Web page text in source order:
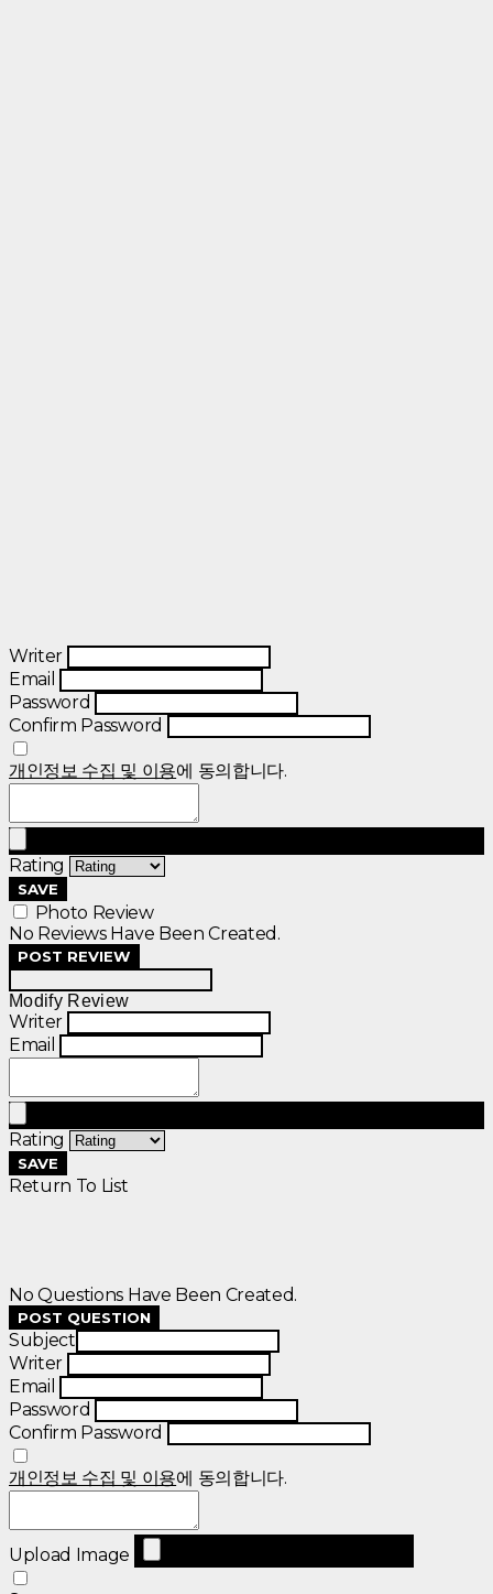
Writer
Email
Password
Confirm Password
개인정보 수집 및 이용에 동의합니다.
Rating
SAVE
Photo Review
No Reviews Have Been Created.
POST REVIEW
Modify Review
Writer
Email
Rating
SAVE
Return To List
No Questions Have Been Created.
POST QUESTION
Subject
Writer
Email
Password
Confirm Password
개인정보 수집 및 이용에 동의합니다.
Upload Image